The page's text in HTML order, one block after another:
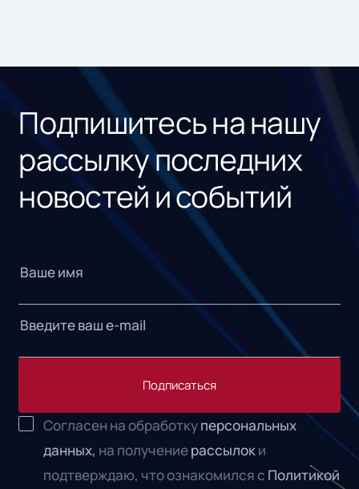
Подпишитесь на нашу
рассылку последних
новостей и событий
Подписаться
Согласен на обработкуперсональных
данных, на получениерассылоки
подтверждаю, что ознакомился с Политикой